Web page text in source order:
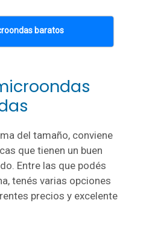
baratos
del tamaño, conviene
que tienen un buen
Entre las que podés
tenés varias opciones
precios y excelente